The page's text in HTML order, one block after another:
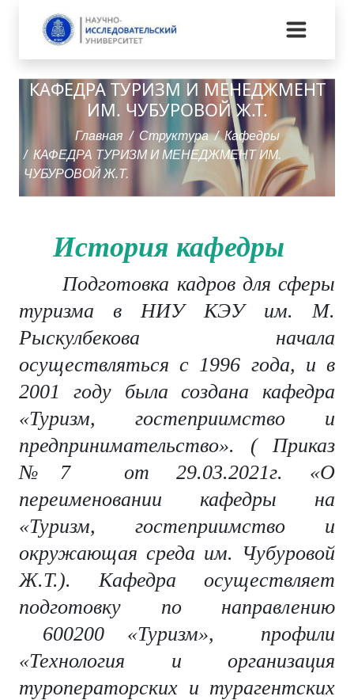
КАФЕДРА ТУРИЗМ И МЕНЕДЖМЕНТ
ИМ. ЧУБУРОВОЙ Ж.Т.
Главная Структура
Кафедры
КАФЕДРА ТУРИЗМ И МЕНЕДЖМЕНТ ИМ.
ЧУБУРОВОЙ Ж.Т.
История кафедры
Подготовка кадров для сферы
туризма в НИУ КЭУ им. М.
Рыскулбекова начала
осуществляться с 1996 года, и в
2001 году была создана кафедра
«Туризм, гостеприимство и
предпринимательство». ( Приказ
№7 от 29.03.2021г. «О
переименовании кафедры на
«Туризм, гостеприимство и
окружающая среда им. Чубуровой
Ж.Т.). Кафедра осуществляет
подготовку по направлению
600200 «Туризм», профили
«Технология и организация
туроператорских и турагентских